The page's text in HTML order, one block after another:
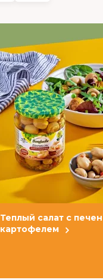
Теплый салат с
картофелем